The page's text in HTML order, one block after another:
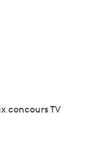
concours TV